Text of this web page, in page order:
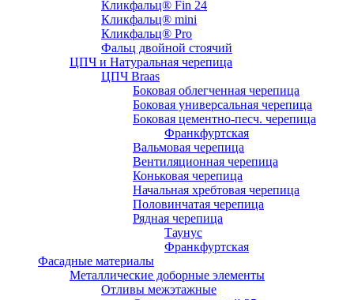
Кликфальц® Fin 24
Кликфальц® mini
Кликфальц® Pro
Фальц двойной стоячий
ЦПЧ и Натуральная черепица
ЦПЧ Braas
Боковая облегченная черепица
Боковая универсальная черепица
Боковая цементно-песч. черепица
Франкфуртская
Вальмовая черепица
Вентиляционная черепица
Коньковая черепица
Начальная хребтовая черепица
Половинчатая черепица
Рядная черепица
Таунус
Франкфуртская
Фасадные материалы
Металлические доборные элементы
Отливы межэтажные